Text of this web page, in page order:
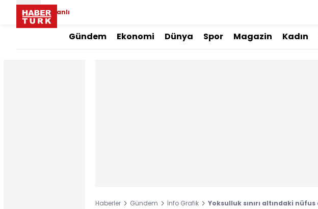
Canlı
Gündem Ekonomi Dünya Spor Magazin Kadın
Haberler Gündem İnfo Grafik Yoksulluk sınırı altındaki nüfus